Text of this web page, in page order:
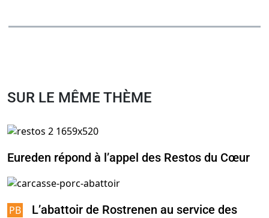
SUR LE MÊME THÈME
Eureden répond à l’appel des Restos du Cœur
L’abattoir de Rostrenen au service des